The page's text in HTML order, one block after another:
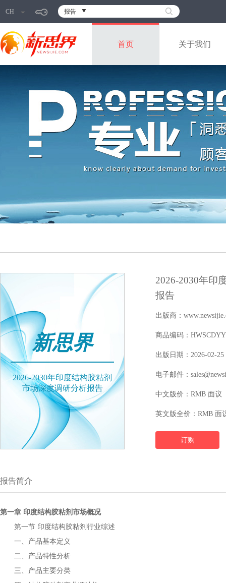
CH 报告
首页 关于我们
新思界
2026-2030年印度结构胶粘剂
市场深度调研分析报告
2026-2030年印
报告
出版商：
商品编码：
出版日期：2026-02-25
电子邮件：
中文版价：RMB 面议
英文版全价：RMB 面
订购
报告简介
第一章 印度结构胶粘剂 市场概况
第一节 印度结构胶粘剂 行业综述
一、产品基本定义
二、产品特性分析
三、产品主要分类